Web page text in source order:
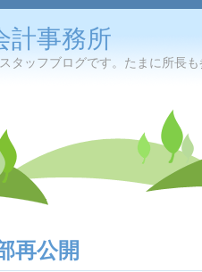
計事務所
タッフブログです。たまに所長
再公開